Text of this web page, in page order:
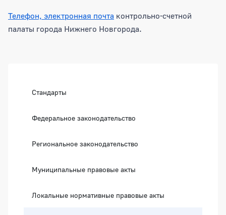
Телефон, электронная почта контрольно-счетной
палаты города Нижнего Новгорода.
Стандарты
Федеральное законодательство
Региональное законодательство
Муниципальные правовые акты
Локальные нормативные правовые акты